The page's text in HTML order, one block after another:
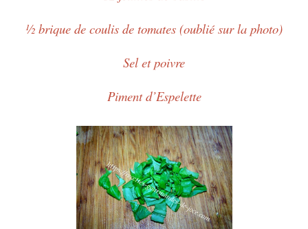
½ brique de coulis de tomates (oublié sur la photo)
Sel et poivre
Piment d’Espelette